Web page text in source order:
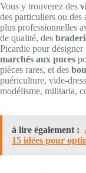
Vous y trouverez des
des particuliers ou des
plus professionnelles
de qualité, des
Picardie pour désigner
marchés aux puces
pièces rares, et des
puériculture, vide-
modélisme, militaria,
à lire également :
15 idées pour